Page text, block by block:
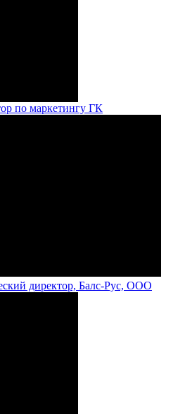
по маркетингу ГК
директор, Балс-Рус, ООО